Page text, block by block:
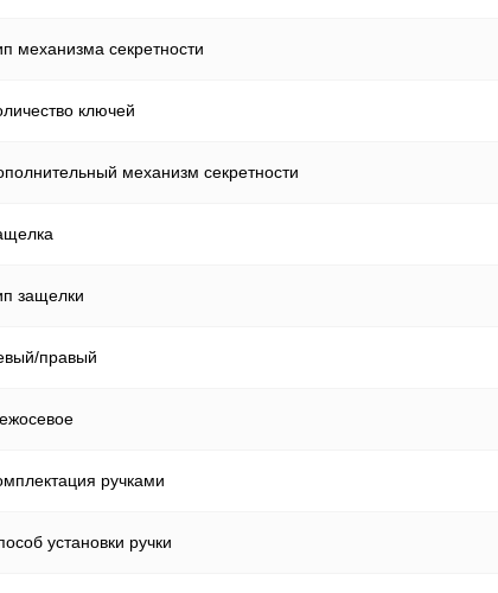
механизма секретности
ключей
механизм секретности
защелки
правый
ручками
установки ручки